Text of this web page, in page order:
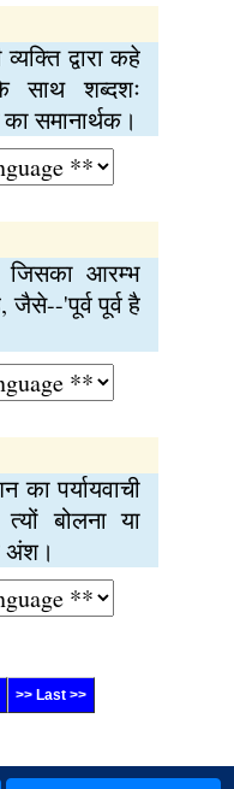
द्वारा कहे
साथ शब्दशः
समानार्थक।
आरम्भ
'पूर्व पूर्व है
का पर्यायवाची
बोलना या
अंश।
>> Last >>